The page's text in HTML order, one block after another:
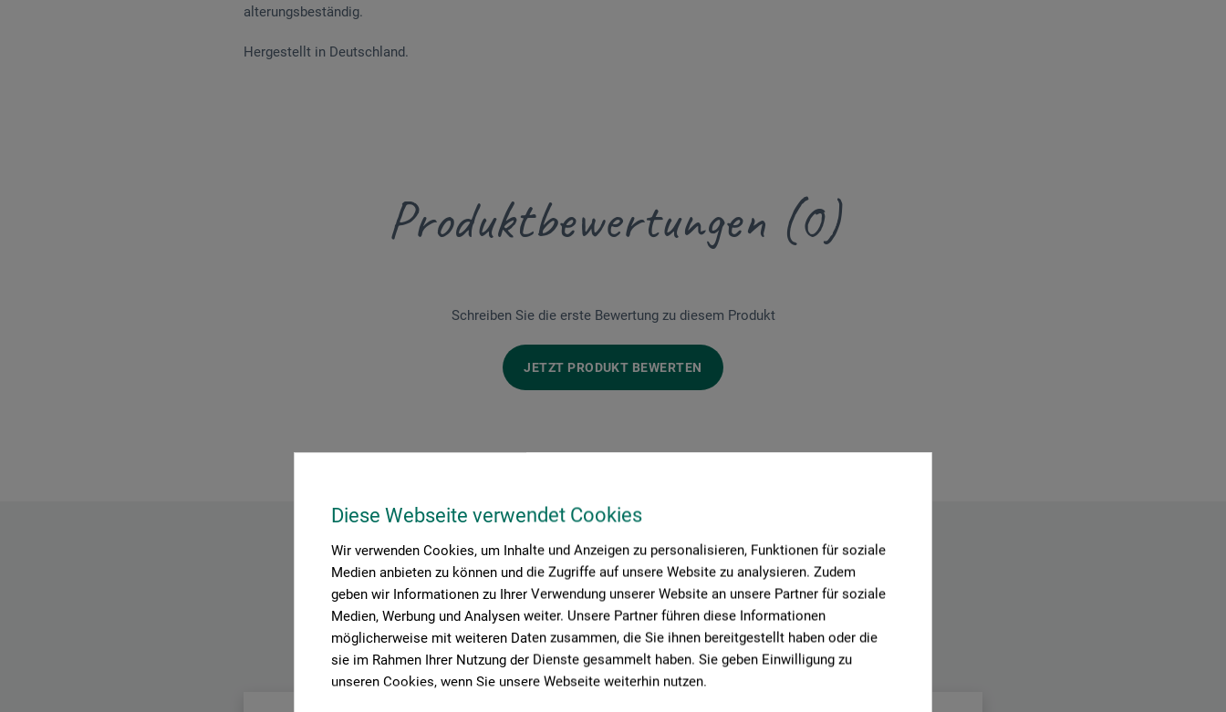
Diese Webseite verwendet Cookies
Wir verwenden Cookies, um Inhalte und Anzeigen zu personalisieren, Funktionen für soziale
Medien anbieten zu können und die Zugriffe auf unsere Website zu analysieren. Zudem
geben wir Informationen zu Ihrer Verwendung unserer Website an unsere Partner für soziale
Medien, Werbung und Analysen weiter. Unsere Partner führen diese Informationen
möglicherweise mit weiteren Daten zusammen, die Sie ihnen bereitgestellt haben oder die
sie im Rahmen Ihrer Nutzung der Dienste gesammelt haben. Sie geben Einwilligung zu
unseren Cookies, wenn Sie unsere Webseite weiterhin nutzen.
alterungsbeständig.
Hergestellt in Deutschland.
Produktbewertungen (0)
Schreiben Sie die erste Bewertung zu diesem Produkt
JETZT PRODUKT BEWERTEN
Hersteller-Kontakt
Hier finden Sie die Kontaktdaten des Herstellers zu diesem Produkt.